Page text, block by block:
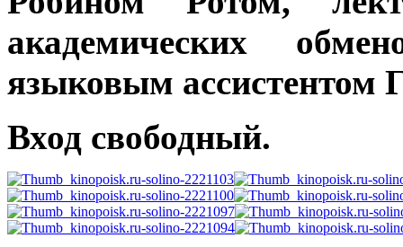
академических
языковым ассистентом
Вход свободный.